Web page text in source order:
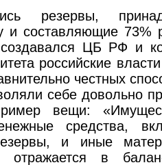
резервы,
и составляющие 73%
ЦБ РФ и
российские
честных
себе довольно
вещи:
средства,
и иные
отражается в